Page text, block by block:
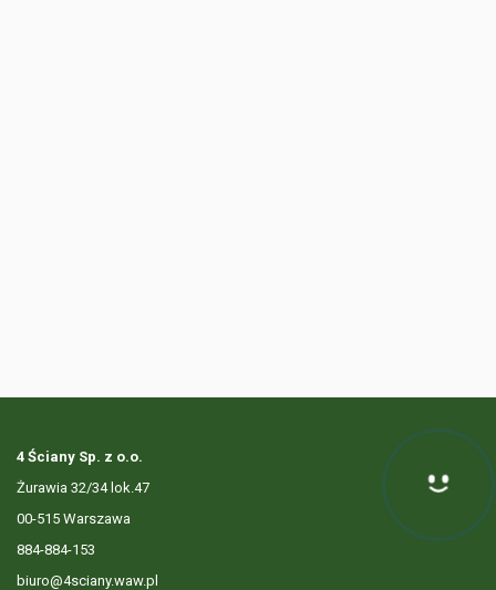
4 Ściany Sp. z o.o.
Żurawia 32/34 lok.47
00-515 Warszawa
884-884-153
biuro@4sciany.waw.pl